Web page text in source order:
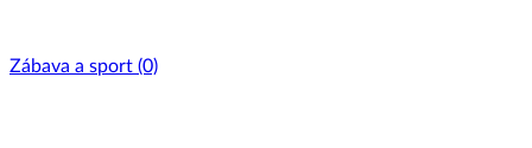
Zábava a sport (0)